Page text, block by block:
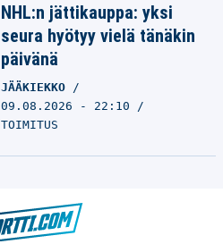
NHL:n jättikauppa: yksi
seura hyötyy vielä tänäkin
päivänä
JÄÄKIEKKO
09.08.2026 - 22:10
TOIMITUS